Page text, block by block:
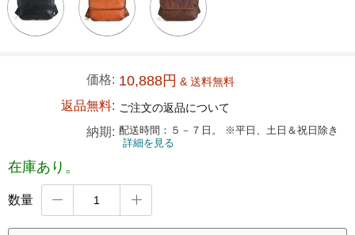
価格: 10,888円 & 送料無料
返品無料: ご注文の返品について
納期: 配送時間：５－７日。 ※平日、土日＆祝日除き
詳細を見る
在庫あり。
数量  